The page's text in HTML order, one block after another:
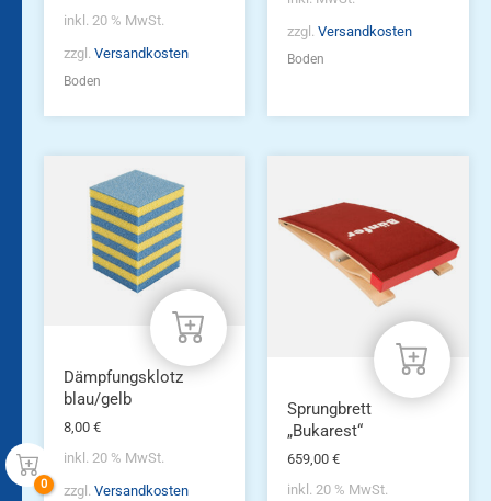
inkl. 20 % MwSt.
zzgl. Versandkosten
Boden
zzgl. Versandkosten
Boden
Dämpfungsklotz
blau/gelb
8,00 €
inkl. 20 % MwSt.
zzgl. Versandkosten
Sprungbrett
„Bukarest“
659,00 €
inkl. 20 % MwSt.